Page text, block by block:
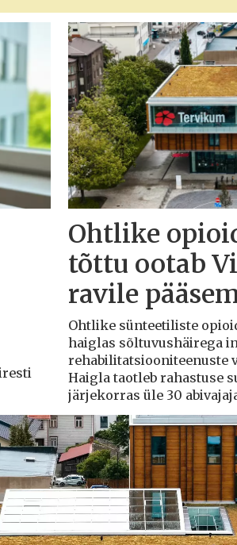
Ohtlike
tõttu ootab
ravile
Ohtlike sünteetiliste
haiglas sõltuvushäirega
rehabilitatsiooniteenuste
Haigla taotleb rahastuse
järjekorras üle 30